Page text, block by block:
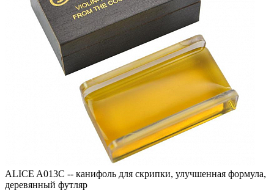
ALICE A013C -- канифоль для скрипки, улучшенная формула,
деревянный футляр